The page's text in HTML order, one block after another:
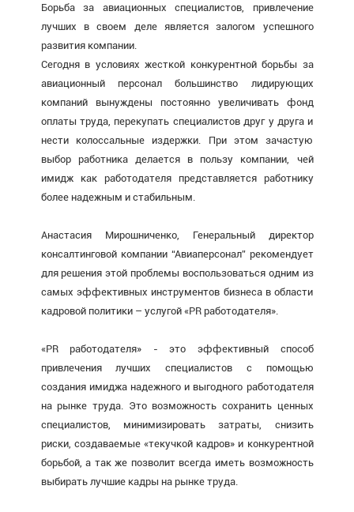
Борьба за авиационных специалистов, привлечение
лучших в своем деле является залогом успешного
развития компании.
Сегодня в условиях жесткой конкурентной борьбы за
авиационный персонал большинcтво лидирующих
компаний вынуждены постоянно увеличивать фонд
оплаты труда, перекупать специалистов друг у друга и
нести колоссальные издержки. При этом зачастую
выбор работника делается в пользу компании, чей
имидж как работодателя представляется работнику
более надежным и стабильным.
Анастасия Мирошниченко, Генеральный директор
консалтинговой компании “Авиаперсонал” рекомендует
для решения этой проблемы воспользоваться одним из
самых эффективных инструментов бизнеса в области
кадровой политики – услугой «PR работодателя».
«PR работодателя» - это эффективный способ
привлечения лучших специалистов с помощью
создания имиджа надежного и выгодного работодателя
на рынке труда. Это возможность сохранить ценных
специалистов, минимизировать затраты, снизить
риски, создаваемые «текучкой кадров» и конкурентной
борьбой, а так же позволит всегда иметь возможность
выбирать лучшие кадры на рынке труда.